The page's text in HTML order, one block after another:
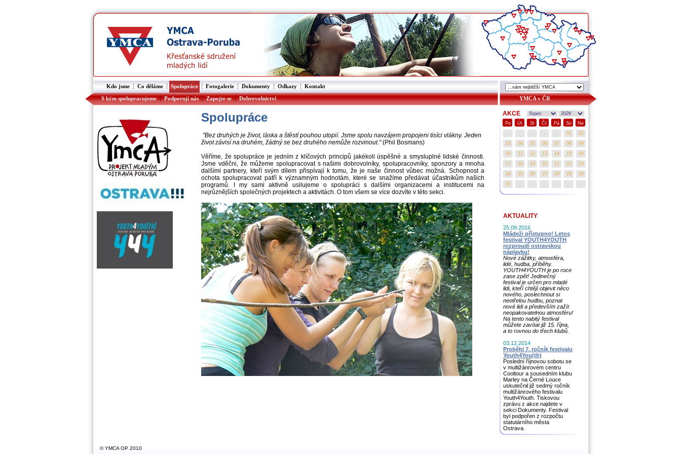
Spolupráce
"Bez druhých je život, láska a štěstí pouhou utopií. Jsme spolu navzájem propojeni tisíci vlákny. Jeden
život závisí na druhém, žádný se bez druhého nemůže rozvinout."(Phil Bosmans)
Věříme, že spolupráce je jedním z klíčových principů jakékoli úspěšné a smysluplné lidské činnosti.
Jsme vděčni, že můžeme spolupracovat s našimi dobrovolníky, spolupracovníky, sponzory a mnoha
dalšími partnery, kteří svým dílem přispívají k tomu, že je naše činnost vůbec možná. Schopnost a
ochota spolupracovat patří k významným hodnotám, které se snažíme předávat účastníkům našich
programů. I my sami aktivně usilujeme o spolupráci s dalšími organizacemi a institucemi na
nejrůznějších společných projektech a aktivitách. O tom všem se více dozvíte v této sekci.
AKCE
Po Út St Čt Pá So Ne
AKTUALITY
25.09.2016
Mládeži přístupno! Letos
festival YOUTH4YOUTH
rozproudí ostravskou
náplavku!
Nové zážitky, atmosféra,
lidé , hudba, příběhy.
YOUTH4YOUTH je po roce
zase zpět! Jedinečný
festival je určen pro mladé
lidi, kteříchtějí objevit něco
nového, poslechnout si
neotřelou hudbu, poznat
nové lidi a především zažít
neopakovatelnou atmosféru!
Na tento nabitý festival
můžete zavítat již 15. října,
a to rovnou do třech klubů
03.12.2014
Proběhl 7. ročník festivalu
Youth4You(th)
Poslední říjnovou sobotu se
v multižánrovém centru
Cooltour a sousedním klubu
Marley na Černé Louce
uskutečnil již sedmý ročník
multižánrového festivalu
Youth4Youth. Tiskovou
zprávu z akce najdete v
sekci Dokumenty. Festival
byl podpořen z rozpočtu
statutárního města
Ostrava.
© YMCA OP 2010
Kdo jsme Co děláme Spolupráce Fotogalerie Dokumenty Odkazy
Kontakt
S kým spolupracujeme | Podporují nás | Zapojte se | Dobrovolnictví YMCA v ČR